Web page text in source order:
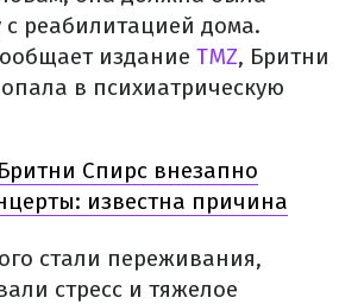
с реабилитацией дома.
издание TMZ, Бритни
в психиатрическую
Бритни Спирс внезапно
известна причина
стали переживания,
стресс и тяжелое